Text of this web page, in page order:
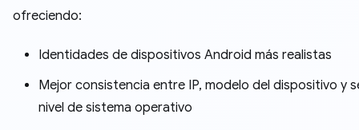
ofreciendo:
Identidades de dispositivos Android más realistas
Mejor consistencia entre IP, modelo del dispositivo y
nivel de sistema operativo